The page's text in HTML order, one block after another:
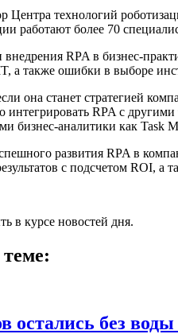
Центра технологий
работают более 70
RPA в бизнес-
а также ошибки в выборе
она станет стратегией
RPA с
бизнес-аналитики как Task
развития RPA в
с подсчетом ROI,
в курсе новостей дня.
остались без